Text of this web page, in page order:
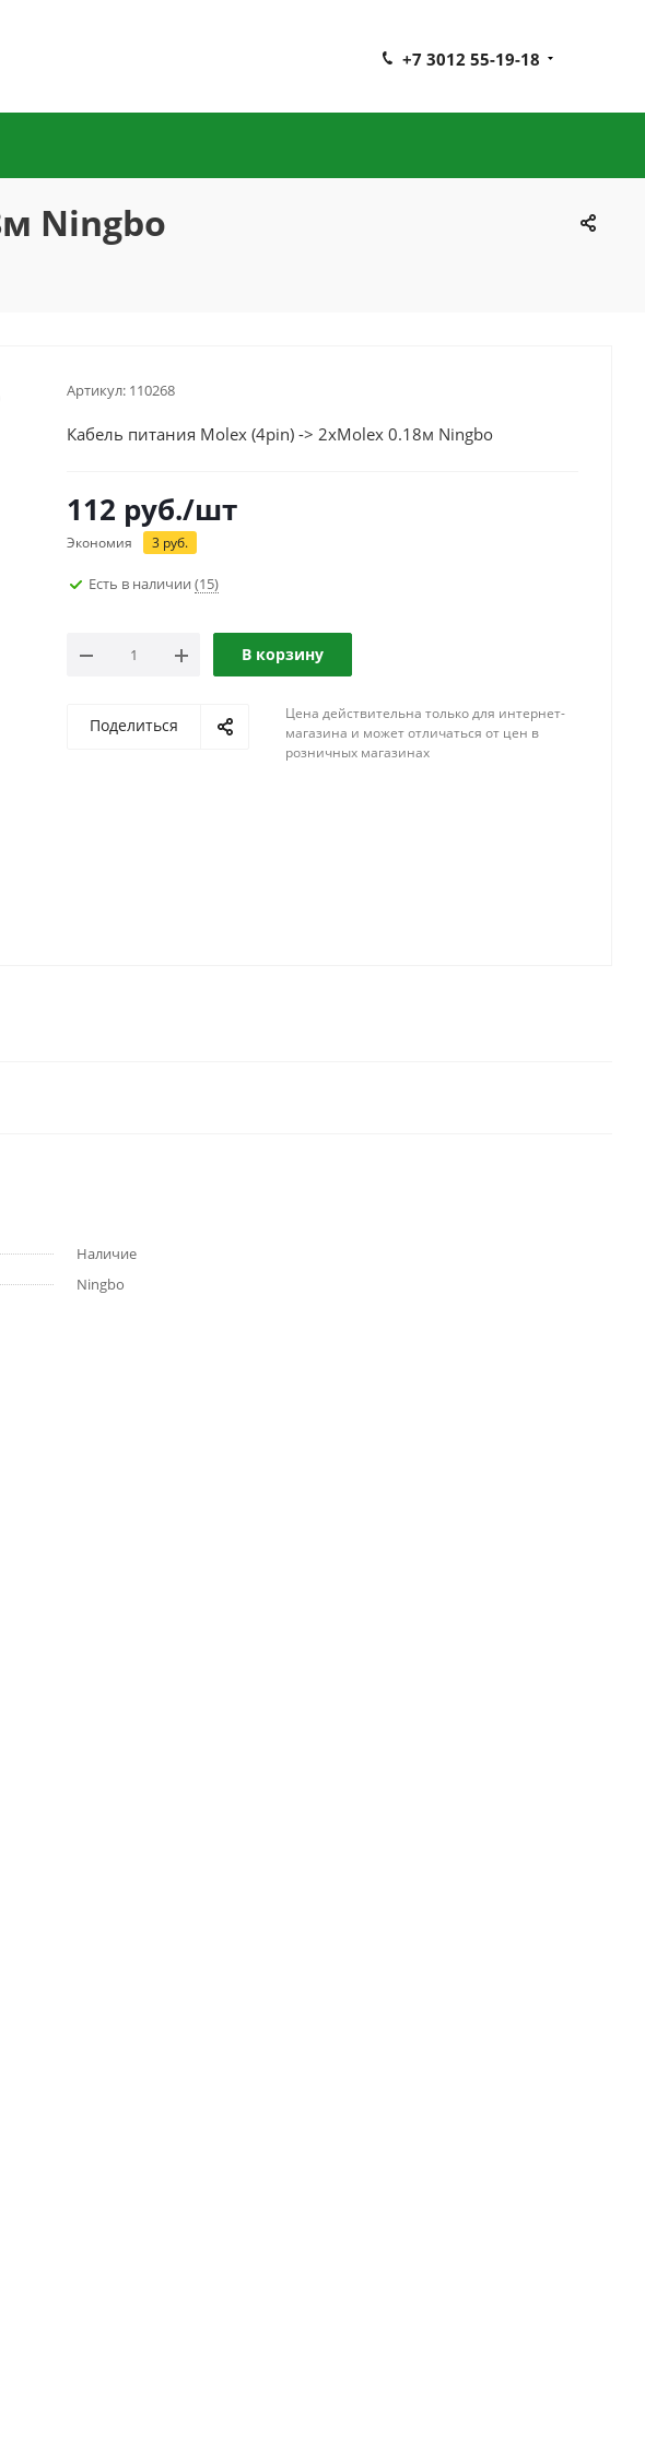
+7 3012 55-19-18
Ningbo
Артикул: 110268
Кабель питания Molex (4pin) -> 2xMolex 0.18м Ningbo
112 руб./шт
Экономия 3 руб.
Есть в наличии (15)
В корзину
Поделиться
Цена действительна только для интернет-
магазина и может отличаться от цен в
розничных магазинах
Наличие
Ningbo